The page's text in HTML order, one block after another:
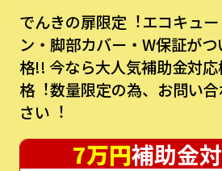
でんきの扉限定︕エコキュ
ン・脚部カバー・W保証が
格!! 今なら⼤⼈気補助⾦対
格︕数量限定の為、お問い
さい︕
7万円補助金